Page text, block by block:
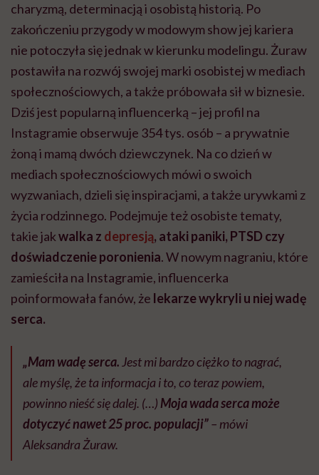
charyzmą, determinacją i osobistą historią. Po
zakończeniu przygody w modowym show jej kariera
nie potoczyła się jednak w kierunku modelingu. Żuraw
postawiła na rozwój swojej marki osobistej w mediach
społecznościowych, a także próbowała sił w biznesie.
Dziś jest popularną influencerką – jej profil na
Instagramie obserwuje 354 tys. osób – a prywatnie
żoną i mamą dwóch dziewczynek. Na co dzień w
mediach społecznościowych mówi o swoich
wyzwaniach, dzieli się inspiracjami, a także urywkami z
życia rodzinnego. Podejmuje też osobiste tematy,
takie jakwalka z depresją, ataki paniki, PTSD czy
doświadczenie poronienia. W nowym nagraniu, które
zamieściła na Instagramie, influencerka
poinformowała fanów, że lekarze wykryli u niej wadę
serca.
„Mam wadę serca. Jest mi bardzo ciężko to nagrać,
ale myślę, że ta informacja i to, co teraz powiem,
powinno nieść się dalej. (…) Moja wada serca może
dotyczyć nawet 25 proc. populacji”– mówi
Aleksandra Żuraw.